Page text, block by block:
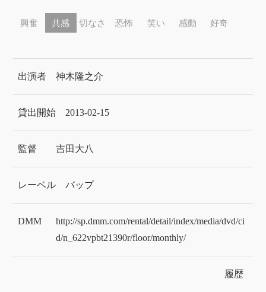
興奮 共感 切なさ 恐怖 笑い 感動 好奇
出演者 神木隆之介
貸出開始 2013-02-15
監督 吉田大八
レーベル バップ
DMM
http://sp.dmm.com/rental/detail/index/media/dvd/ci
d/n_622vpbt21390r/floor/monthly/
履歴